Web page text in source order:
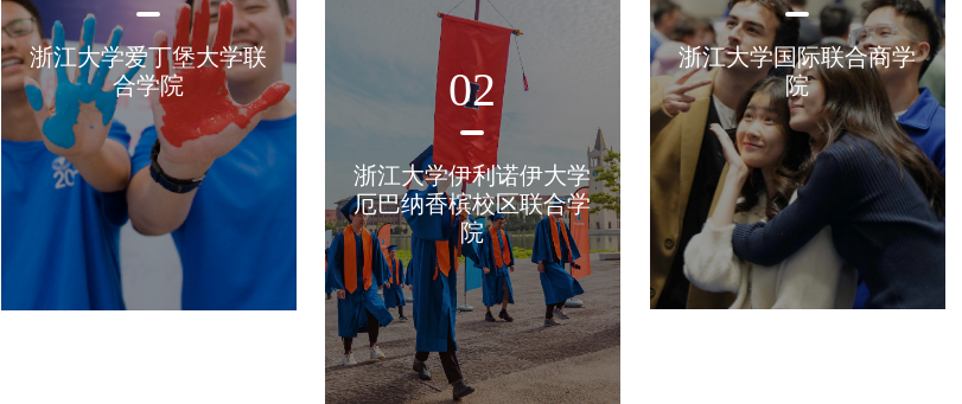
浙江大学爱丁堡大学联
合学院
02
浙江大学伊利诺伊大学
厄巴纳香槟校区联合学
院
浙江大学国际联合商学
院